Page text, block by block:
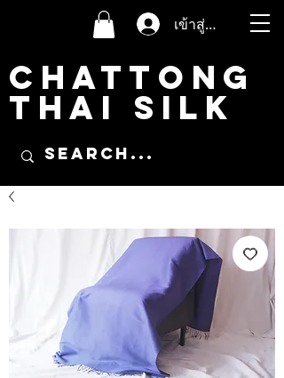
เข้าสู่ระบบ
CHATTONG
THAI SILK